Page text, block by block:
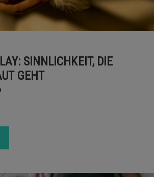
SINNLICHKEIT, DIE
GEHT